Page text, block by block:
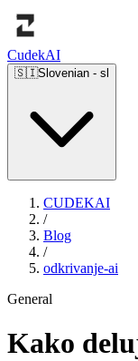
CudekAI
🇸🇮Slovenian - sl
CUDEKAI
/
Blog
/
odkrivanje-ai
General
Kako